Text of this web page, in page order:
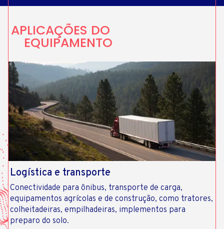
APLICAÇÕES DO
EQUIPAMENTO
Logística e transporte
Conectividade para ônibus, transporte de carga,
equipamentos agrícolas e de construção, como tratores,
colheitadeiras, empilhadeiras, implementos para
preparo do solo.